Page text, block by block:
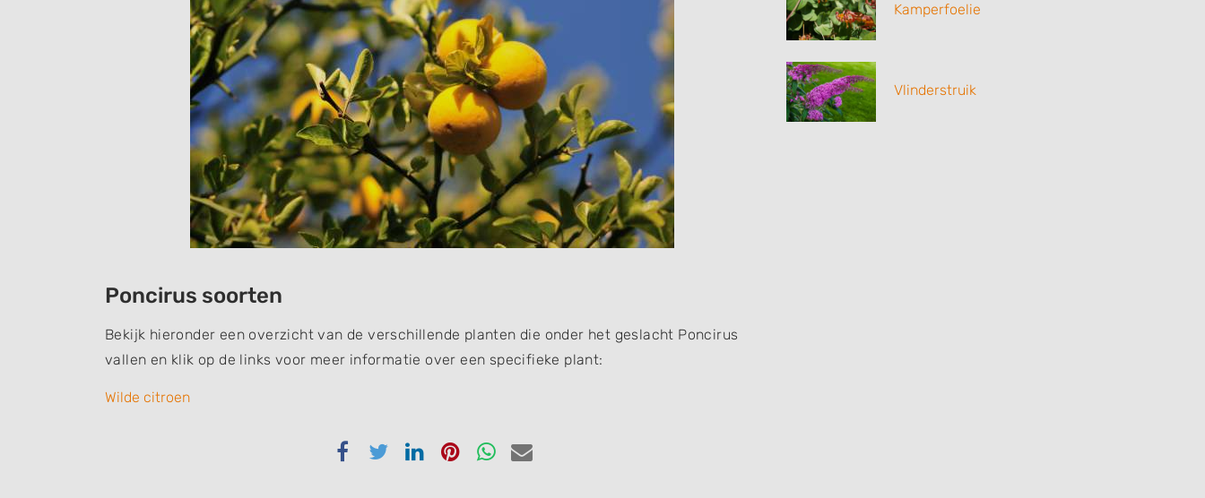
Poncirus soorten
Bekijk hieronder een overzicht van de verschillende planten die onder het geslacht Poncirus
vallen en klik op de links voor meer informatie over een specifieke plant:
Wilde citroen
DelenDelenDelenDelenDelenDelen
Kamperfoelie
Vlinderstruik